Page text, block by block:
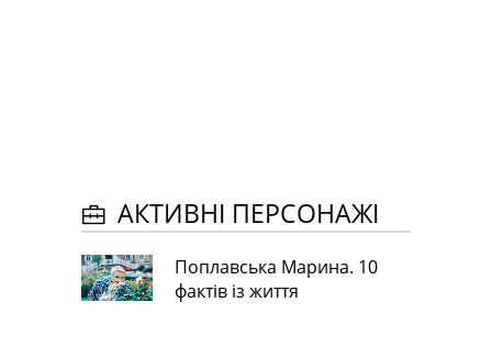
АКТИВНІ ПЕРСОНАЖІ
Поплавська Марина. 10
фактів із життя